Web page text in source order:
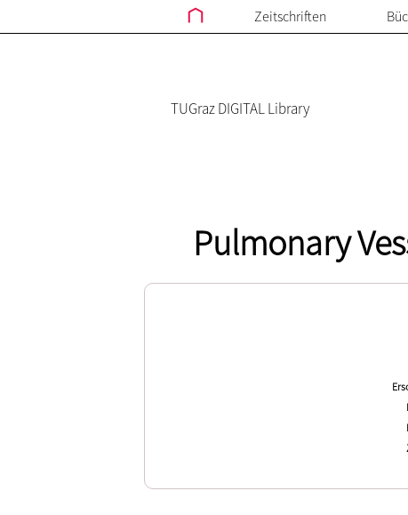
Zeitschriften
TUGraz DIGITAL Library
Pulmonary